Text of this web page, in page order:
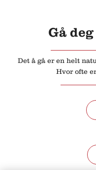
Gå
Det å gå er en helt
Hvor ofte